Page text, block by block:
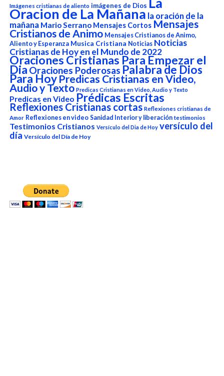
Imágenes cristianas de aliento imágenes de Dios
Oracion de La Mañana la oración de la
mañana Mario Serrano Mensajes Cortos Mensajes
Cristianos de Animo Mensajes Cristianos de Animo,
Aliento y Esperanza Musica Cristiana Noticias Noticias
Cristianas de Hoy en el Mundo de 2022
Oraciones Cristianas Para Empezar el
DiaOraciones Poderosas Palabra de Dios
Para Hoy Predicas Cristianas en Video,
Audio y Texto Predicas Cristianas en Video, Audio y Texto
Predicas en Video Prédicas Escritas
Reflexiones Cristianas cortas Reflexiones cristianas de
Amor Reflexiones en video Sanidad Interior y liberación testimonios
Testimonios Cristianos Versículo del Dia de Hoy versículo del
día Versículo del Día de Hoy